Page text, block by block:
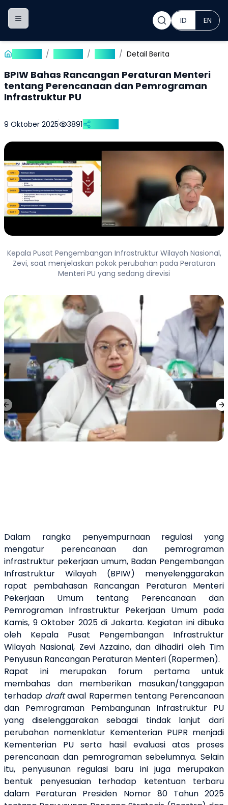
Toggle navigation menu ID EN
/ / / Detail Berita
BPIW Bahas Rancangan Peraturan Menteri
tentang Perencanaan dan Pemrograman
Infrastruktur PU
9 Oktober 2025 3891
Kepala Pusat Pengembangan Infrastruktur Wilayah Nasional,
Zevi, saat menjelaskan pokok perubahan pada Peraturan
Menteri PU yang sedang direvisi
Previous slide
Dalam rangka penyempurnaan regulasi yang
mengatur perencanaan dan pemrograman
infrastruktur pekerjaan umum, Badan Pengembangan
Infrastruktur Wilayah (BPIW) menyelenggarakan
rapat pembahasan Rancangan Peraturan Menteri
Pekerjaan Umum tentang Perencanaan dan
Pemrograman Infrastruktur Pekerjaan Umum pada
Kamis, 9 Oktober 2025 di Jakarta. Kegiatan ini dibuka
oleh Kepala Pusat Pengembangan Infrastruktur
Wilayah Nasional, Zevi Azzaino, dan dihadiri oleh Tim
Penyusun Rancangan Peraturan Menteri (Rapermen).
Rapat ini merupakan forum pertama untuk
membahas dan memberikan masukan/tanggapan
terhadap draftawal Rapermen tentang Perencanaan
dan Pemrograman Pembangunan Infrastruktur PU
yang diselenggarakan sebagai tindak lanjut dari
perubahan nomenklatur Kementerian PUPR menjadi
Kementerian PU serta hasil evaluasi atas proses
perencanaan dan pemrograman sebelumnya. Selain
itu, penyusunan regulasi baru ini juga merupakan
bentuk penyesuaian terhadap ketentuan terbaru
dalam Peraturan Presiden Nomor 80 Tahun 2025